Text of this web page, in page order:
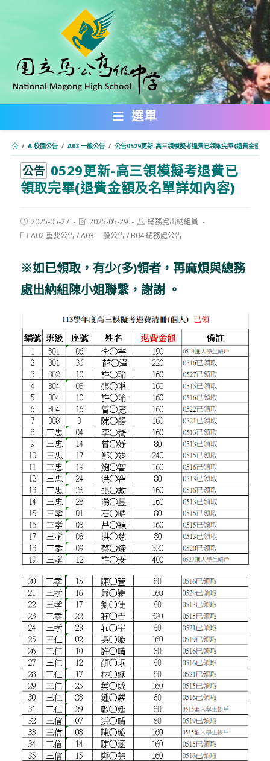
內
選單
/ A.校園公告 / A03.一般公告 / 公告0529更新-高三領模擬考退費已領取完畢(退費金額及
公告 0529更新-高三領模擬考退費已
領取完畢(退費金額及名單詳如內容)
Post
published:
2025-05-27
Post
modified:
2025-05-29
Post
author:
總務處出納組員
PostA02.重要公告/A03.一般公告/ B04.總務處公告
※如已領取，有少(多)領者，再麻煩與總務
處出納組陳小姐聯繫，謝謝 。